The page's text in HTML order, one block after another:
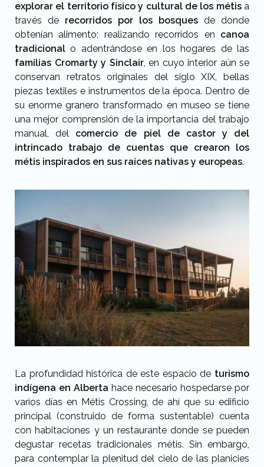
explorar el territorio físico y cultural de los métisa
través de recorridos por los bosques de donde
obtenían alimento; realizando recorridos en canoa
tradicional o adentrándose en los hogares de las
familias Cromarty y Sinclair, en cuyo interior aún se
conservan retratos originales del siglo XIX, bellas
piezas textiles e instrumentos de la época. Dentro de
su enorme granero transformado en museo se tiene
una mejor comprensión de la importancia del trabajo
manual, del comercio de piel de castor y del
intrincado trabajo de cuentas que crearon los
métis inspirados en sus raíces nativas y europeas.
La profundidad histórica de este espacio de turismo
indígena en Alberta hace necesario hospedarse por
varios días en Métis Crossing, de ahí que su edificio
principal (construido de forma sustentable) cuenta
con habitaciones y un restaurante donde se pueden
degustar recetas tradicionales métis. Sin embargo,
para contemplar la plenitud del cielo de las planicies